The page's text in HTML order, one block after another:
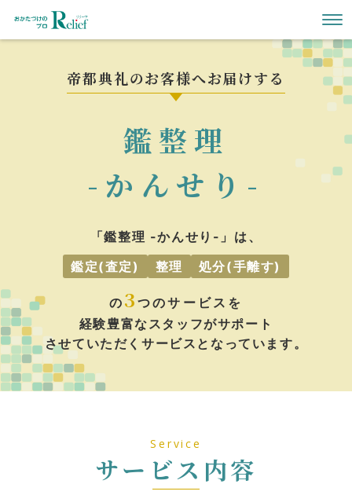
帝都典礼のお客様へお届けする
鑑整理
-かんせり-
「鑑整理 -かんせり-」は、
鑑定(査定)
整理 処分(手離す)
の 3 つのサービスを
経験豊富なスタッフがサポート
させていただくサービスとなっています。
Service
サービス内容